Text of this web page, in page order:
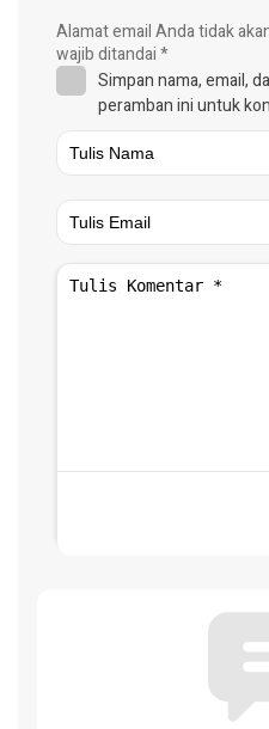
Alamat email Anda tidak
wajib ditandai*
Simpan nama, email,
peramban ini untuk